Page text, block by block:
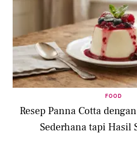
FOOD
Resep Panna Cotta
Sederhana tapi Hasil